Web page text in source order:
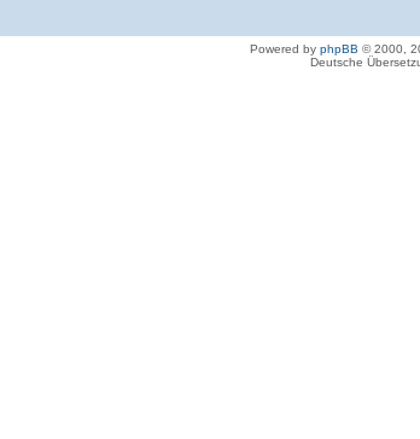
Powered by phpBB © 2000,
Deutsche